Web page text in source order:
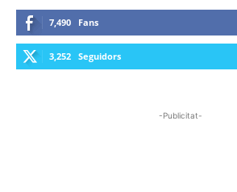
7,490 Fans
3,252 Seguidors
-Publicitat-